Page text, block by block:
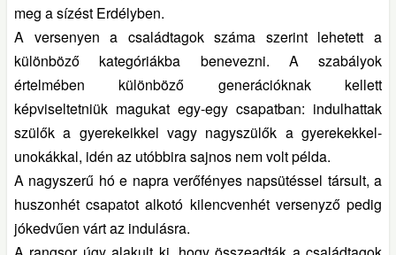
meg a sízést Erdélyben.
A versenyen a családtagok száma szerint lehetett a
különböző kategóriákba benevezni. A szabályok
értelmében különböző generációknak kellett
képviseltetniük magukat egy-egy csapatban: indulhattak
szülők a gyerekeikkel vagy nagyszülők a gyerekekkel-
unokákkal, idén az utóbbira sajnos nem volt példa.
A nagyszerű hó e napra verőfényes napsütéssel társult, a
huszonhét csapatot alkotó kilencvenhét versenyző pedig
jókedvűen várt az indulásra.